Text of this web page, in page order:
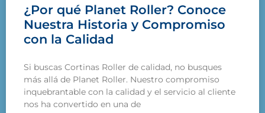
¿Por qué Planet Roller? Conoce
Nuestra Historia y Compromiso
con la Calidad
Si buscas Cortinas Roller de calidad, no busques
más allá de Planet Roller. Nuestro compromiso
inquebrantable con la calidad y el servicio al cliente
nos ha convertido en una de